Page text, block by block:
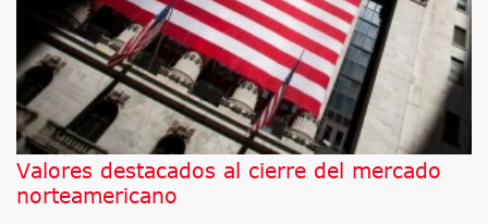
Valores destacados al cierre del mercado
norteamericano